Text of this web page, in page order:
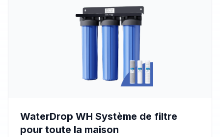
WaterDrop WH Système de filtre
pour toute la maison